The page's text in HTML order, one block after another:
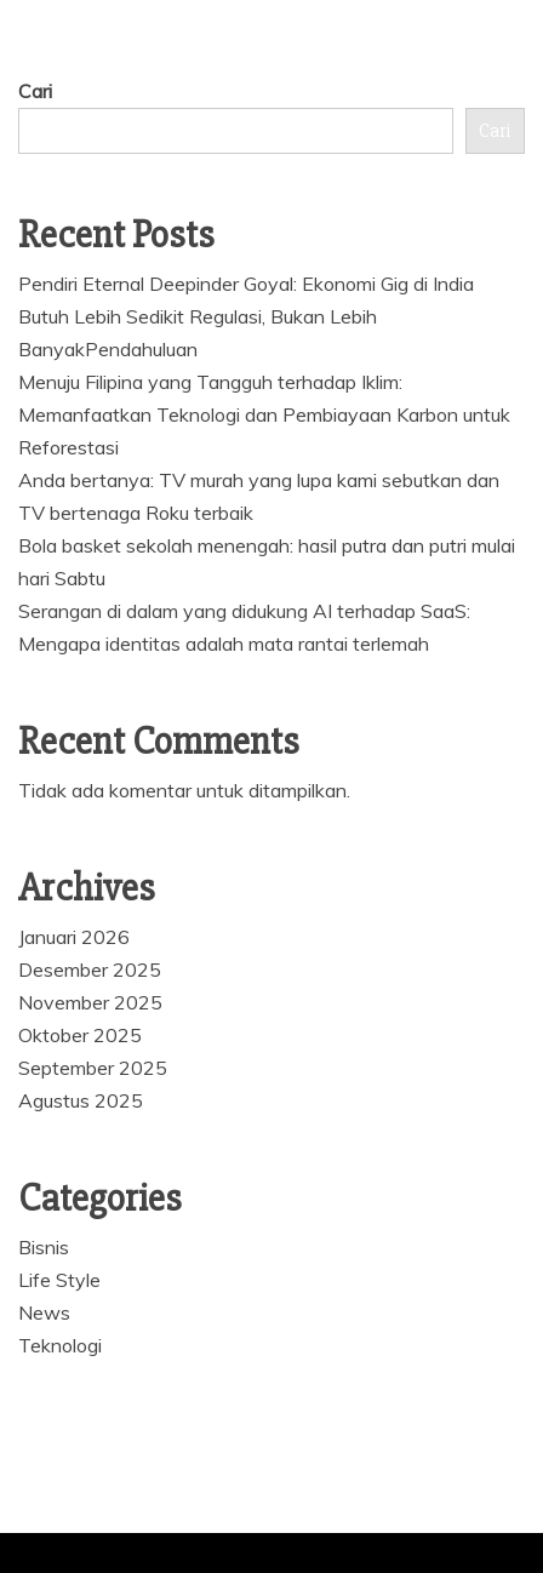
Cari
Cari
Recent Posts
Pendiri Eternal Deepinder Goyal: Ekonomi Gig di India
Butuh Lebih Sedikit Regulasi, Bukan Lebih
BanyakPendahuluan
Menuju Filipina yang Tangguh terhadap Iklim:
Memanfaatkan Teknologi dan Pembiayaan Karbon untuk
Reforestasi
Anda bertanya: TV murah yang lupa kami sebutkan dan
TV bertenaga Roku terbaik
Bola basket sekolah menengah: hasil putra dan putri mulai
hari Sabtu
Serangan di dalam yang didukung AI terhadap SaaS:
Mengapa identitas adalah mata rantai terlemah
Recent Comments
Tidak ada komentar untuk ditampilkan.
Archives
Januari 2026
Desember 2025
November 2025
Oktober 2025
September 2025
Agustus 2025
Categories
Bisnis
Life Style
News
Teknologi